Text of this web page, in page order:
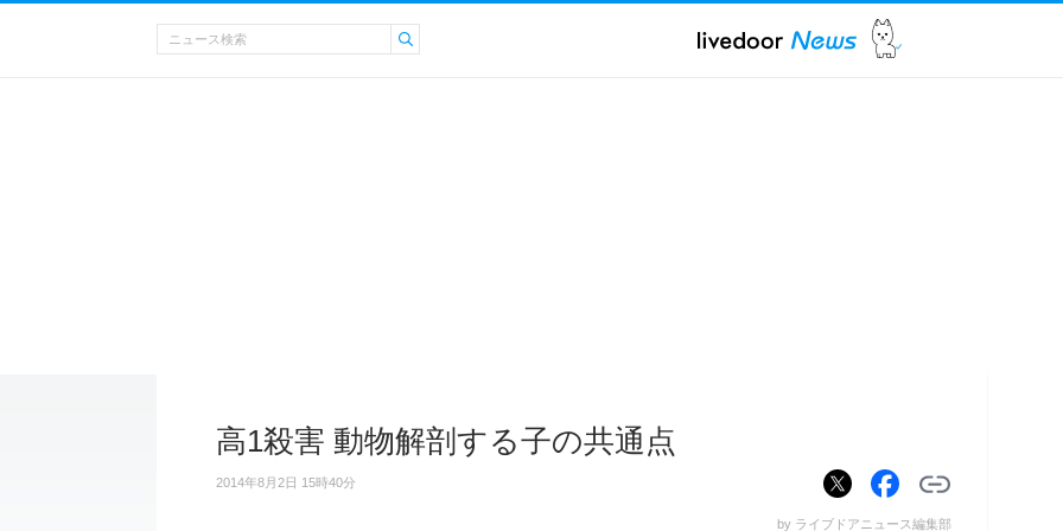
高1殺害 動物解剖する子の共通点
2014年8月2日 15時40分
by ライブドアニュース編集部